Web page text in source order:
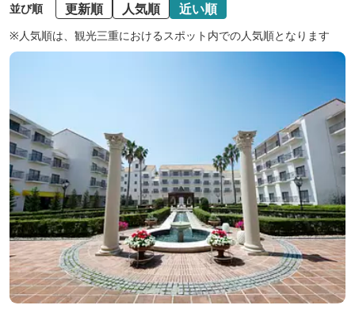
並び順 更新順 人気順 近い順
※人気順は、観光三重におけるスポット内での人気順となります